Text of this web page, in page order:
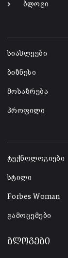
ბლოგი
სიახლეები
ბიზნესი
მოსაზრება
პროფილი
ტექნოლოგიები
სტილი
Forbes Woman
გამოცემები
ბლოგები